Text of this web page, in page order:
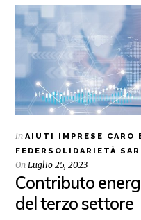
InAIUTI IMPRESE CARO
FEDERSOLIDARIETÀ
OnLuglio 25, 2023
Contributo
del terzo settore